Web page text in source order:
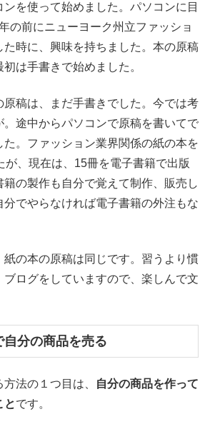
ンを使って始めました。パソコンに目
の前にニューヨーク州立ファッショ
た時に、興味を持ちました。本の原稿
は手書きで始めました。
原稿は、まだ手書きでした。今では考
。途中からパソコンで原稿を書いてで
た。ファッション業界関係の紙の本を
が、現在は、15冊を電子書籍で出版
籍の製作も自分で覚えて制作、販売し
分でやらなければ電子書籍の外注もな
紙の本の原稿は同じです。習うより慣
ブログをしていますので、楽しんで文
自分の商品を売る
法の１つ目は、 自分の商品を作って
とです。